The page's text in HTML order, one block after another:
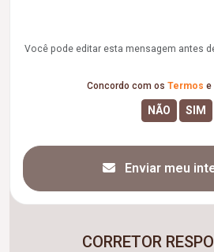
Você pode editar esta mensagem antes
Concordo com os Termos e
Enviar meu
CORRETOR